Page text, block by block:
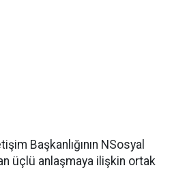
Başkanlığının NSosyal
üçlü anlaşmaya ilişkin ortak